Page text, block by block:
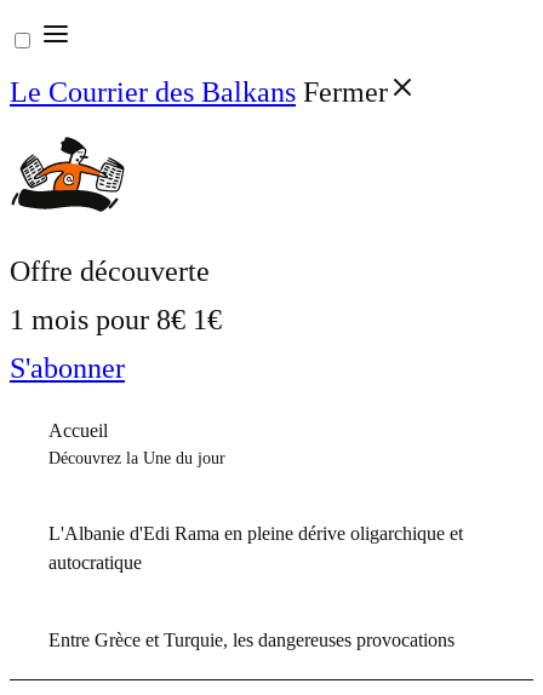
Aller
au
contenu
Le Courrier des Balkans Fermer
Offre découverte
1 mois pour 8€ 1€
S'abonner
Accueil
Découvrez la Une du jour
L'Albanie d'Edi Rama en pleine dérive oligarchique et
autocratique
Entre Grèce et Turquie, les dangereuses provocations